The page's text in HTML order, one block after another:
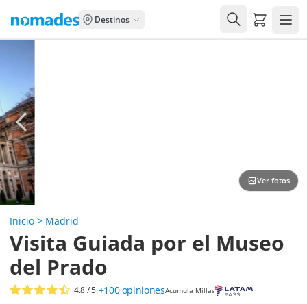
Destinos Carrito
Ver fotos
Inicio > Madrid
Visita Guiada por el Museo
del Prado
4.8/ 5 +100 opinionesAcumula Millas